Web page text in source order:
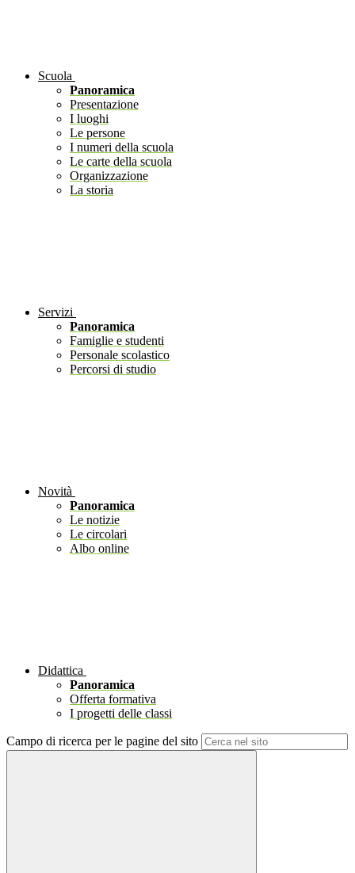
Scuola
Panoramica
Presentazione
I luoghi
Le persone
I numeri della scuola
Le carte della scuola
Organizzazione
La storia
Servizi
Panoramica
Famiglie e studenti
Personale scolastico
Percorsi di studio
Novità
Panoramica
Le notizie
Le circolari
Albo online
Didattica
Panoramica
Offerta formativa
I progetti delle classi
Campo di ricerca per le pagine del sito